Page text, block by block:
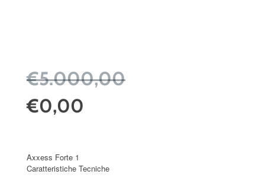
€5.000,00
€0,00
Axxess Forte 1
Caratteristiche Tecniche